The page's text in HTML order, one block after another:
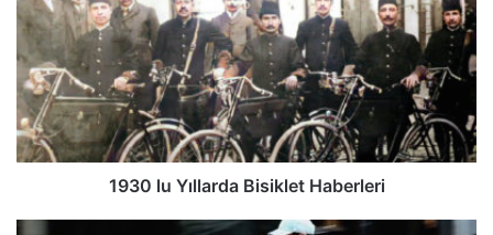
1930 lu Yıllarda Bisiklet Haberleri